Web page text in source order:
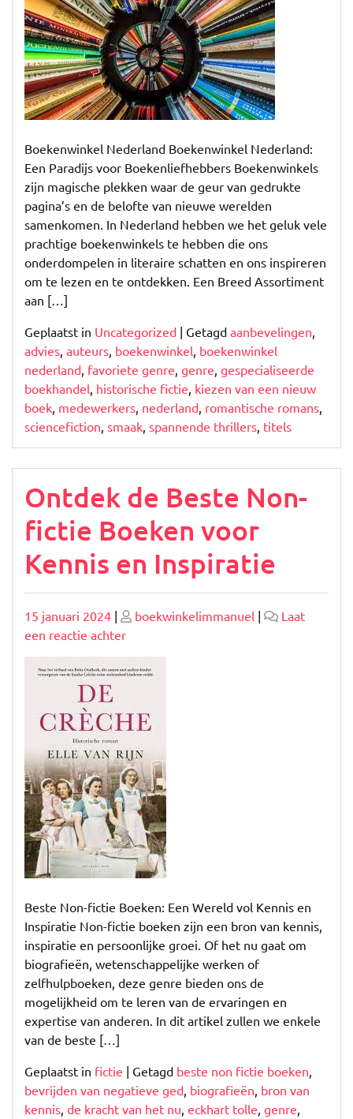
de
Magie
van
Boekenwinkels
in
Nederland
Boekenwinkel Nederland Boekenwinkel Nederland:
Een Paradijs voor Boekenliefhebbers Boekenwinkels
zijn magische plekken waar de geur van gedrukte
pagina’s en de belofte van nieuwe werelden
samenkomen. In Nederland hebben we het geluk vele
prachtige boekenwinkels te hebben die ons
onderdompelen in literaire schatten en ons inspireren
om te lezen en te ontdekken. Een Breed Assortiment
aan […]
Geplaatst in Uncategorized | Getagd aanbevelingen
advies auteurs boekenwinkel boekenwinkel
nederland favoriete genre genre gespecialiseerde
boekhandel historische fictie kiezen van een nieuw
boek medewerkers nederland romantische romans
sciencefiction smaak spannende thrillers titels
Ontdek de Beste Non-
fictie Boeken voor
Kennis en Inspiratie
Geplaatst
op
15 januari 2024 | Geplaatst
op
boekwinkelimmanuel |
Laat
een reactie achterop
de
Non-
fictie
Boeken
voor
Kennis
en
Inspiratie
Beste Non-fictie Boeken: Een Wereld vol Kennis en
Inspiratie Non-fictie boeken zijn een bron van kennis,
inspiratie en persoonlijke groei. Of het nu gaat om
biografieën, wetenschappelijke werken of
zelfhulpboeken, deze genre bieden ons de
mogelijkheid om te leren van de ervaringen en
expertise van anderen. In dit artikel zullen we enkele
van de beste […]
Geplaatst in fictie | Getagd beste non fictie boeken
bevrijden van negatieve ged biografieën bron van
kennis de kracht van het nu eckhart tolle genre